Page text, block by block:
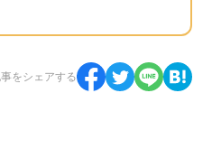
をシェアする